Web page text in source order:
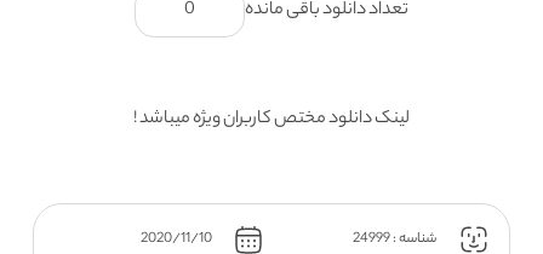
تعداد دانلود باقی مانده 0
لینک دانلود مختص کاربران ویژه میباشد !
شناسه : 24999 2020/11/10